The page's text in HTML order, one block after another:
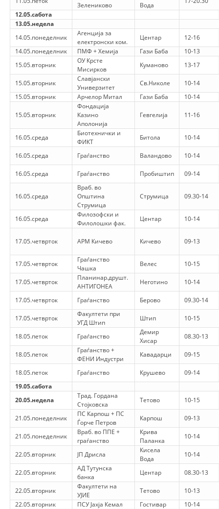
ЗНАЧЕЊЕ НА СЛУЖБАТА ЗА БАРАЊЕ
ФОРМУЛАРИ ЗА БАРАЊА
ЗДРАВСТВЕНО ПРЕВЕНТИВНА ДЕЈНОСТ
ПРВА ПОМОШ
КРВОДАРИТЕЛСТВО
ИНФОРМАЦИИ ЗА БОЛЕСТИ
МЕНАЏМЕНТ НА ВОЛОНТЕРИ
ЗА НАС
ДЕЈСТВУВАЊЕ
ЕДУКАТИВНО ИНФОРМАТИВНИ МАТЕРИЈАЛИ
БРОШУРИ
ПРЕЗЕНТАЦИИ
Зелениково
Вода
12.05.сабота
13.05.недела
14.05.понеделник
Агенција за
електронски ком.
Центар
12-16
14.05.понеделник
ПМФ + Хемија Гази Баба
10-13
15.05.вторник
ОУ Крсте
Мисирков
Куманово 13-17
15.05.вторник
Славјански
Универзитет
Св.Николе
10-14
15.05.вторник
Арчелор Митал Гази Баба 10-14
15.05.вторник
Фондација
Казино
Аполонија
Гевгелија 11-16
16.05.среда
Биотехнички и
ФИКТ
Битола 10-14
16.05.среда Граѓанство Валандово 10-14
16.05.среда Граѓанство Пробиштип 09-14
16.05.среда
Враб. во
Општина
Струмица
Струмица 09.30-14
16.05.среда
Филозофски и
Филолошки фак.
Центар 10-14
17.05.четврток АРМ Кичево Кичево 09-13
17.05.четврток
Граѓанство
Чашка
Велес 10-15
17.05.четврток
Планинар.друшт.
АНТИГОНЕА
Неготино 10-14
17.05.четврток Граѓанство Берово 09.30-14
17.05.четврток
Факултети при
УГД Штип
Штип 10-15
18.05.петок Граѓанство
Демир
Хисар
08.30-13
18.05.петок
Граѓанство +
ФЕНИ Индустри
Кавадарци 09-15
18.05.петок Граѓанство Крушево
09-14
19.05.сабота
20.05.недела
Трад. Гордана
Стојковска
Тетово 10-15
21.05.понеделник
ПС Карпош + ПС
Ѓорче Петров
Карпош 09-13
21.05.понеделник
Враб. во ППЕ +
граѓанство
Крива
Паланка
10-14
22.05.вторник ЈП Дрисла
Кисела
Вода
10-14
22.05.вторник
АД Тутунска
банка
Центар 08.30-13
22.05.вторник
Факултети на
УЈИЕ
Тетово
10-13
22.05.вторник
ПСУ Јахја Кемал Гостивар
10-14